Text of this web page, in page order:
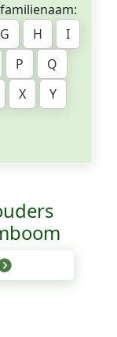
G H
I
P
Q
X
Y